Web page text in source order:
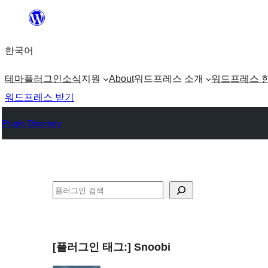
츠
로
가
한국어
테마플러그인소식지원 About워드프레스 소개 워드프레스
워드프레스 받기
Plugin Directory
검
[플러그인 태그:] Snoobi